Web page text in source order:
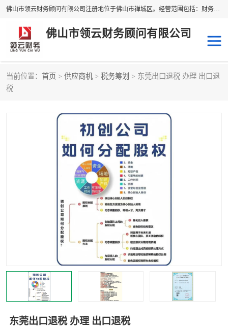
佛山市领云财务顾问有限公司注册地位于佛山市禅城区。经营范围包括：财务咨询，税务服务，企业管理咨询，信息咨询服务，法律咨询顾问，商务代理代办等服务；主要项目有：代理记账，旧账账务处理，疑难账务处理，建账审账；纳税申报，网上申请发票，企业税务分析、审查与评估；注册个体工商户，注册公司，公司注销；企业名称、地址、法人、股东、经营范围、营业期限等资料变更；商标注册、商标转让。财税审计、税务咨询、公司年审。
佛山市领云财务顾问有限公司
当前位置： 首页 > 供应商机 > 税务筹划 > 东莞出口退税 办理 出口退
税
东莞出口退税 办理 出口退税
税务筹划
进出口经营权